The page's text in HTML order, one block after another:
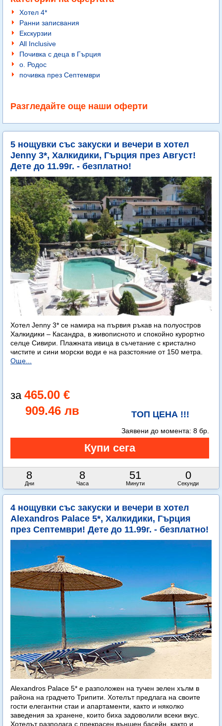
Хотел 4*
Ранни записвания
Екскурзии
All Inclusive
Почивка с деца в Гърция
о. Родос
почивка през Септември
Разгледайте още наши оферти
5 нощувки със закуски и вечери в хотел
Jenny 3*, Халкидики, Гърция през Август!
Дете до 11.99г. - безплатно!
Хотел Jenny 3* се намира на първия ръкав на полуостров
Халкидики – Касандра, в живописното и спокойно курортно
селце Сивири. Плажната ивица в съчетание с кристално
чистите и сини морски води е на разстояние от 150 метра.
Още...
465.00 €
909.46 лв
ТОП ЦЕНА !!!
8
Дни
8
Часа
50
Минути
58
Секунди
Заявени до момента: 8 бр.
4 нощувки със закуски и вечери в хотел
Alexandros Palace 5*, Халкидики, Гърция
през Септември! Дете до 11.99г. - безплатно!
Alexandros Palace 5* e разположен на тучен зелен хълм в
района на градчето Трипити. Хотелът предлага на своите
гости елегантни стаи и апартаменти, както и няколко
заведения за хранене, които биха задоволили всеки вкус.
Хотелът разполага с прекрасен външен басейн, както и